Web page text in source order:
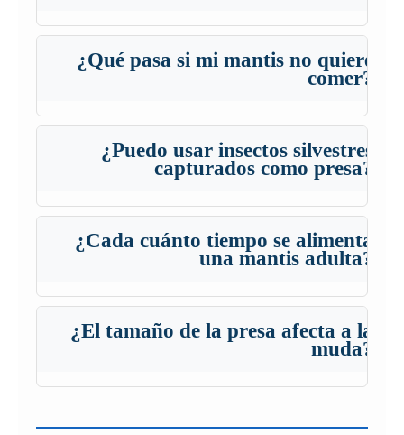
¿Qué pasa si mi mantis no quiere
comer?
¿Puedo usar insectos silvestres
capturados como presa?
¿Cada cuánto tiempo se alimenta
una mantis adulta?
¿El tamaño de la presa afecta a la
muda?